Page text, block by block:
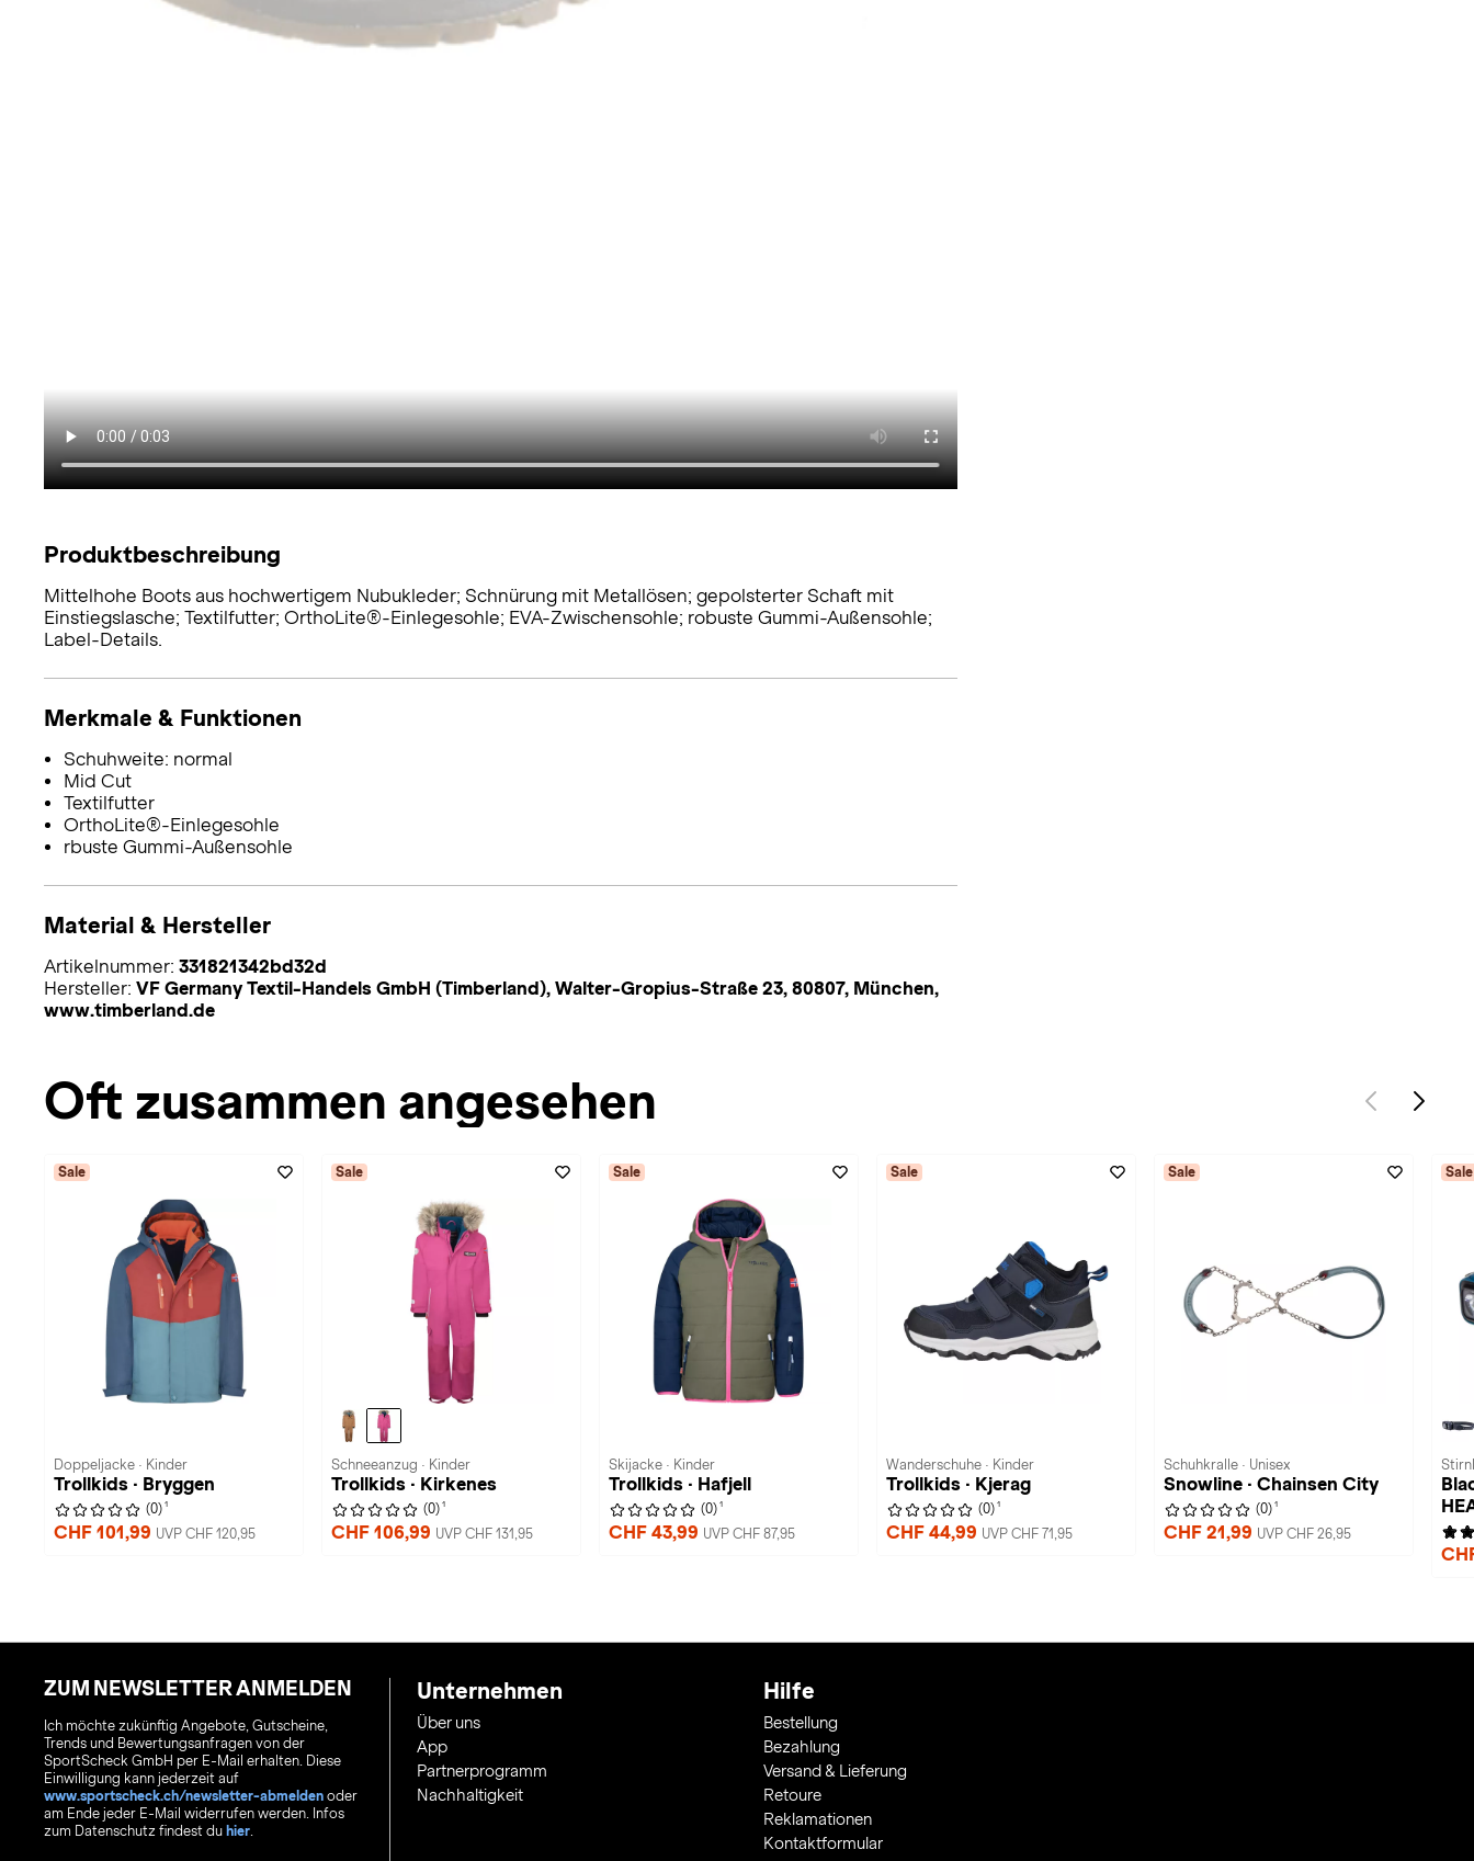
Produktbeschreibung
Mittelhohe Boots aus hochwertigem Nubukleder; Schnürung mit Metallösen; gepolsterter Schaft mit
Einstiegslasche; Textilfutter; OrthoLite®-Einlegesohle; EVA-Zwischensohle; robuste Gummi-Außensohle;
Label-Details.
Merkmale & Funktionen
Schuhweite: normal
Mid Cut
Textilfutter
OrthoLite®-Einlegesohle
rbuste Gummi-Außensohle
Material & Hersteller
Artikelnummer: 331821342bd32d
Hersteller: VF Germany Textil-Handels GmbH (Timberland), Walter-Gropius-Straße 23, 80807, München,
www.timberland.de
Oft zusammen angesehen
Sale
Doppeljacke · Kinder
Trollkids · Bryggen
(0) 1
CHF 101,99 UVP CHF 120,95
Sale
Schneeanzug · Kinder
Trollkids · Kirkenes
(0) 1
CHF 106,99 UVP CHF 131,95
Sale
Skijacke · Kinder
Trollkids · Hafjell
(0) 1
CHF 43,99 UVP CHF 87,95
Sale
Wanderschuhe · Kinder
Trollkids · Kjerag
(0) 1
CHF 44,99 UVP CHF 71,95
Sale
Schuhkralle · Unisex
Snowline · Chainsen City
(0) 1
CHF 21,99 UVP CHF 26,95
Sale
ZUM NEWSLETTER ANMELDEN
Ich möchte zukünftig Angebote, Gutscheine,
Trends und Bewertungsanfragen von der
SportScheck GmbH per E-Mail erhalten. Diese
Einwilligung kann jederzeit auf
www.sportscheck.ch/newsletter-abmelden oder
am Ende jeder E-Mail widerrufen werden. Infos
zum Datenschutz findest du hier.
Unternehmen
Über uns
App
Partnerprogramm
Nachhaltigkeit
Hilfe
Bestellung
Bezahlung
Versand & Lieferung
Retoure
Reklamationen
Kontaktformular